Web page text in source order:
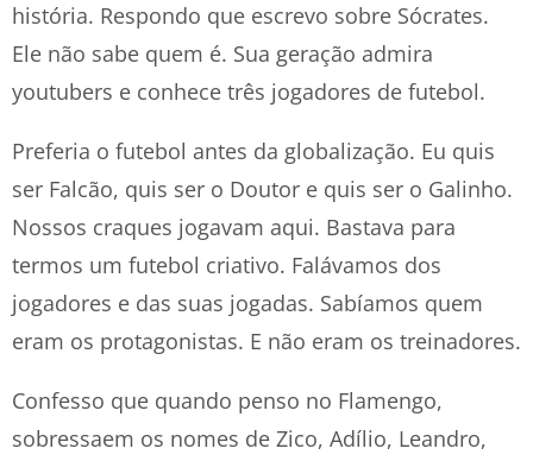
história. Respondo que escrevo sobre Sócrates.
Ele não sabe quem é. Sua geração admira
youtubers e conhece três jogadores de futebol.
Preferia o futebol antes da globalização. Eu quis
ser Falcão, quis ser o Doutor e quis ser o Galinho.
Nossos craques jogavam aqui. Bastava para
termos um futebol criativo. Falávamos dos
jogadores e das suas jogadas. Sabíamos quem
eram os protagonistas. E não eram os treinadores.
Confesso que quando penso no Flamengo,
sobressaem os nomes de Zico, Adílio, Leandro,